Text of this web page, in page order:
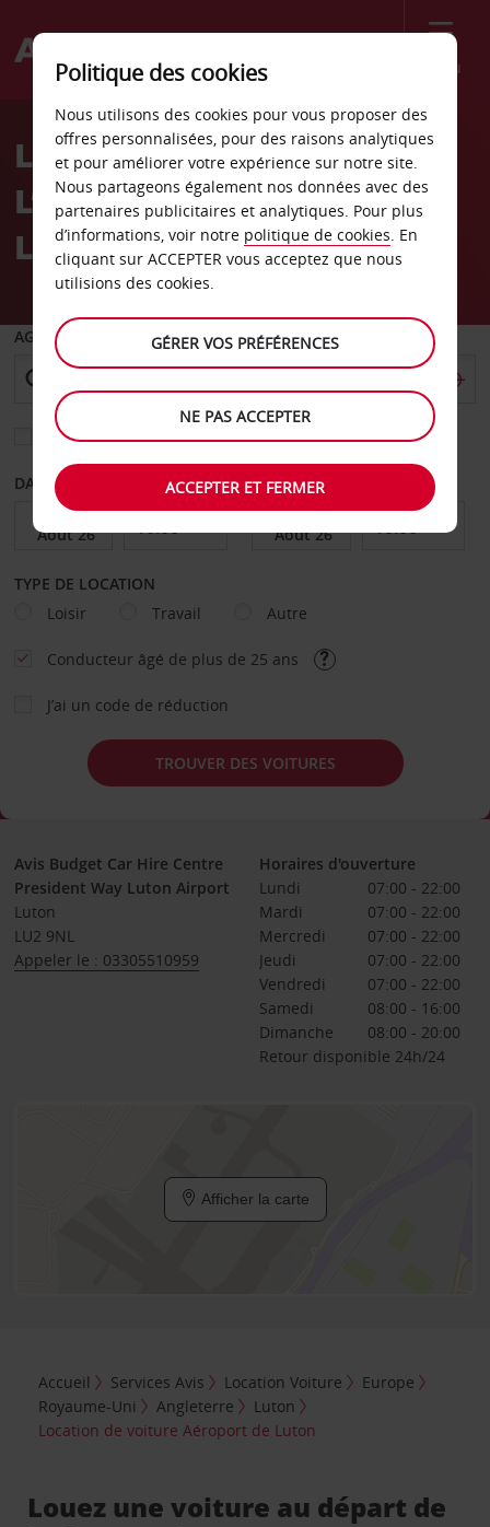
Menu
Welcome
AvisLOCATION DE VOITURE À
L’AÉROPORT DE LONDRES-
LUTON
AGENCE DE DÉPART
Sélectionnez une autre agence de retour
DATE DE DÉPART DATE DE RETOUR
TYPE DE LOCATION
Loisir
Travail Autre
Conducteur âgé de plus de 25 ans
J’ai un code de réduction
TROUVER DES VOITURES
Avis Budget Car Hire Centre
President Way Luton Airport
Luton
LU2 9NL
Appeler le : 03305510959
Horaires d'ouverture
Lundi
07:00 - 22:00
Mardi
07:00 - 22:00
Mercredi
07:00 - 22:00
Jeudi
07:00 - 22:00
Vendredi
07:00 - 22:00
Samedi
08:00 - 16:00
Dimanche
08:00 - 20:00
Retour disponible 24h/24
Afficher la carte
Accueil Services Avis Location Voiture
Europe
Royaume-Uni
Angleterre
Luton
Location de voiture Aéroport de Luton
Louez une voiture au départ de
Politique des cookies
Nous utilisons des cookies pour vous proposer des
offres personnalisées, pour des raisons analytiques
et pour améliorer votre expérience sur notre site.
Nous partageons également nos données avec des
partenaires publicitaires et analytiques. Pour plus
d’informations, voir notre politique de cookies. En
cliquant sur ACCEPTER vous acceptez que nous
utilisions des cookies.
GÉRER VOS PRÉFÉRENCES
NE PAS ACCEPTER
ACCEPTER ET FERMER